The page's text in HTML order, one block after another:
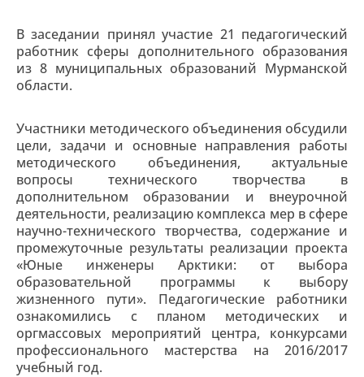
В заседании принял участие 21 педагогический
работник сферы дополнительного образования
из 8 муниципальных образований Мурманской
области.
Участники методического объединения обсудили
цели, задачи и основные направления работы
методического объединения, актуальные
вопросы технического творчества в
дополнительном образовании и внеурочной
деятельности, реализацию комплекса мер в сфере
научно-технического творчества, содержание и
промежуточные результаты реализации проекта
«Юные инженеры Арктики: от выбора
образовательной программы к выбору
жизненного пути». Педагогические работники
ознакомились с планом методических и
оргмассовых мероприятий центра, конкурсами
профессионального мастерства на 2016/2017
учебный год.